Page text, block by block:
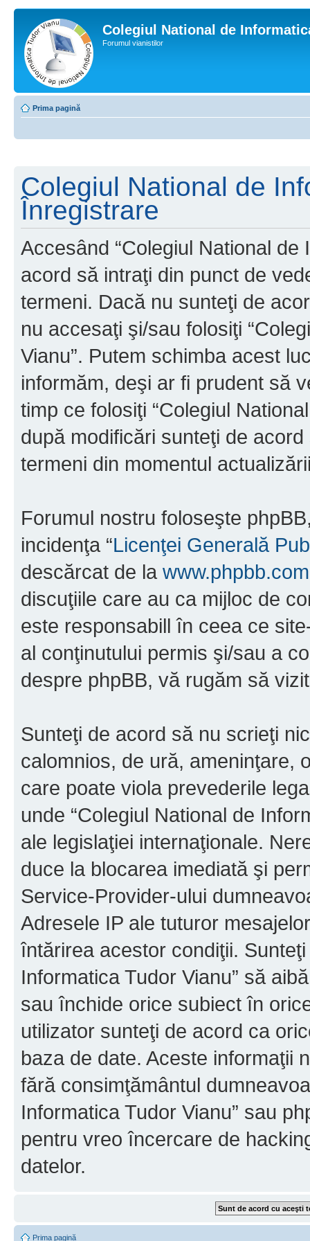
Colegiul National de
Forumul vianistilor
Prima pagină
Colegiul National de
Înregistrare
Accesând “Colegiul National de
acord să intraţi din punct de
termeni. Dacă nu sunteţi de
nu accesaţi şi/sau folosiţi
Vianu”. Putem schimba acest
informăm, deşi ar fi prudent să
timp ce folosiţi “Colegiul
după modificări sunteţi de
termeni din momentul
Forumul nostru foloseşte
incidenţa “Licenţei Generală
descărcat de la www.phpbb.com
discuţiile care au ca mijloc de
este responsabill în ceea ce
al conţinutului permis şi/sau a
despre phpBB, vă rugăm să
Sunteţi de acord să nu scrieţi
calomnios, de ură, ameninţare,
care poate viola prevederile
unde “Colegiul National de
ale legislaţiei internaţionale.
duce la blocarea imediată şi
Service-Provider-ului
Adresele IP ale tuturor
întărirea acestor condiţii.
Informatica Tudor Vianu” să
sau închide orice subiect în
utilizator sunteţi de acord ca
baza de date. Aceste informaţii
fără consimţământul
Informatica Tudor Vianu” sau
pentru vreo încercare de
datelor.
Prima pagină